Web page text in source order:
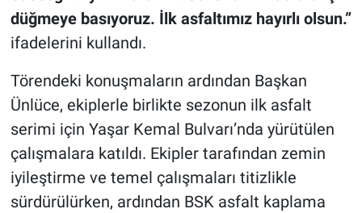
düğmeye basıyoruz. İlk asfaltımız hayırlı olsun.”
ifadelerini kullandı.
Törendeki konuşmaların ardından Başkan
Ünlüce, ekiplerle birlikte sezonun ilk asfalt
serimi için Yaşar Kemal Bulvarı’nda yürütülen
çalışmalara katıldı. Ekipler tarafından zemin
iyileştirme ve temel çalışmaları titizlikle
sürdürülürken, ardından BSK asfalt kaplama